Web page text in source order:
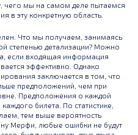
чего мы на самом деле пытаемся
в эту конкретную область.
Что мы получаем, занимаясь
степенью детализации? Можно
если входящая информация
эффективно. Однако
заключается в том, что
предположений, чем при
Предположения о каждой
билета. По статистике,
тем выше вероятность
Мерфи, любые ошибки не будут